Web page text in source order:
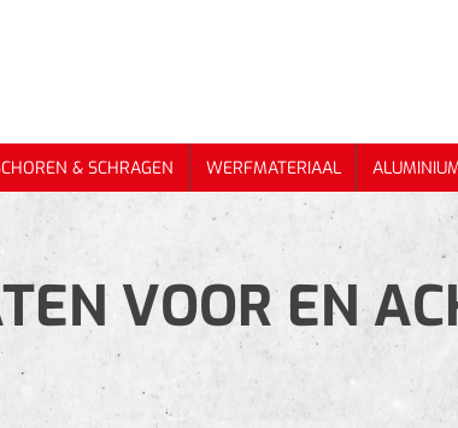
& SCHRAGEN WERFMATERIAAL
& SCHRAGEN WERFMATERIAAL
VOOR EN